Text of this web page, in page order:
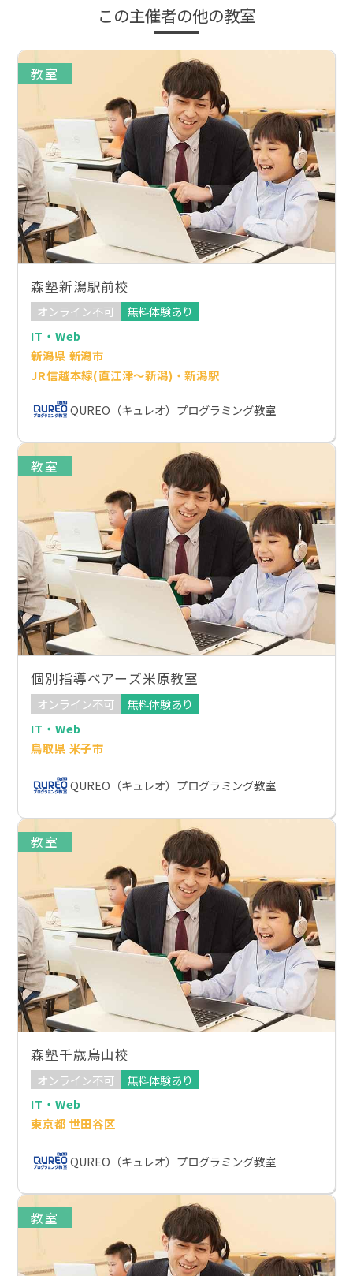
この主催者の他の教室
教室
森塾新潟駅前校
オンライン不可
無料体験あり
IT・Web
新潟県 新潟市
JR信越本線(直江津～新潟)・新潟駅
QUREO（キュレオ）プログラミング教室
教室
個別指導ベアーズ米原教室
オンライン不可
無料体験あり
IT・Web
鳥取県 米子市
QUREO（キュレオ）プログラミング教室
教室
森塾千歳烏山校
オンライン不可
無料体験あり
IT・Web
東京都 世田谷区
QUREO（キュレオ）プログラミング教室
教室